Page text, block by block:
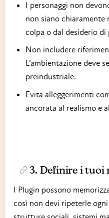
I personaggi non
non siano chiaramente
colpa o dal desiderio
Non includere
L’ambientazione deve
preindustriale.
Evita alleggerimenti
ancorata al realismo e
3. Definire i tuoi
I Plugin possono
così non devi ripeterle